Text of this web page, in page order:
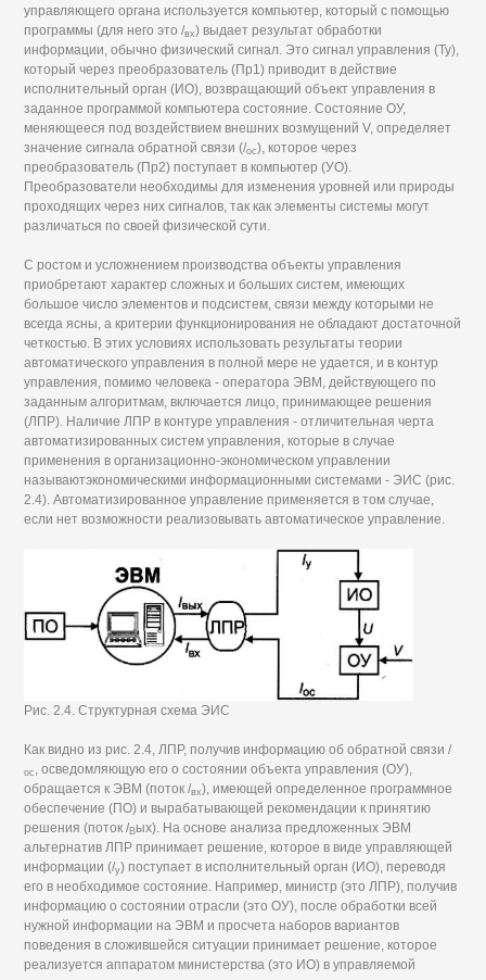
управляющего органа используется компьютер, который с помощью
программы (для него это /вх) выдает результат обработки
информации, обычно физический сигнал. Это сигнал управления (Ту),
который через преобразователь (Пр1) приводит в действие
исполнительный орган (ИО), возвращающий объект управления в
заданное программой компьютера состояние. Состояние ОУ,
меняющееся под воздействием внешних возмущений V, определяет
значение сигнала обратной связи (/ос), которое через
преобразователь (Пр2) поступает в компьютер (УО).
Преобразователи необходимы для изменения уровней или природы
проходящих через них сигналов, так как элементы системы могут
различаться по своей физической сути.
С ростом и усложнением производства объекты управления
приобретают характер сложных и больших систем, имеющих
большое число элементов и подсистем, связи между которыми не
всегда ясны, а критерии функционирования не обладают достаточной
четкостью. В этих условиях использовать результаты теории
автоматического управления в полной мере не удается, и в контур
управления, помимо человека - оператора ЭВМ, действующего по
заданным алгоритмам, включается лицо, принимающее решения
(ЛПР). Наличие ЛПР в контуре управления - отличительная черта
автоматизированных систем управления, которые в случае
применения в организационно-экономическом управлении
называютэкономическими информационными системами - ЭИС (рис.
2.4). Автоматизированное управление применяется в том случае,
если нет возможности реализовывать автоматическое управление.
Рис. 2.4. Структурная схема ЭИС
Как видно из рис. 2.4, ЛПР, получив информацию об обратной связи /
ос
, осведомляющую его о состоянии объекта управления (ОУ),
обращается к ЭВМ (поток /вх), имеющей определенное программное
обеспечение (ПО) и вырабатывающей рекомендации к принятию
решения (поток /Вых). На основе анализа предложенных ЭВМ
альтернатив ЛПР принимает решение, которое в виде управляющей
информации (/у) поступает в исполнительный орган (ИО), переводя
его в необходимое состояние. Например, министр (это ЛПР), получив
информацию о состоянии отрасли (это ОУ), после обработки всей
нужной информации на ЭВМ и просчета наборов вариантов
поведения в сложившейся ситуации принимает решение, которое
реализуется аппаратом министерства (это ИО) в управляемой